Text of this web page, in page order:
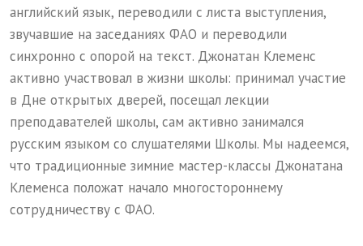
английский язык, переводили с листа выступления,
звучавшие на заседаниях ФАО и переводили
синхронно с опорой на текст. Джонатан Клеменс
активно участвовал в жизни школы: принимал участие
в Дне открытых дверей, посещал лекции
преподавателей школы, сам активно занимался
русским языком со слушателями Школы. Мы надеемся,
что традиционные зимние мастер-классы Джонатана
Клеменса положат начало многостороннему
сотрудничеству с ФАО.